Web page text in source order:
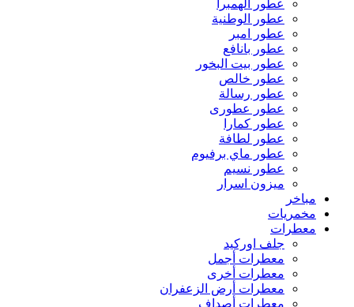
عطور الهمبرا
عطور الوطنية
عطور امبر
عطور بانافع
عطور بيت البخور
عطور خالص
عطور رسالة
عطور عطورى
عطور كمارا
عطور لطافة
عطور ماي برفيوم
عطور نسيم
ميزون اسرار
مباخر
مخمريات
معطرات
جلف اوركيد
معطرات أجمل
معطرات أخرى
معطرات أرض الزعفران
معطرات أصداف